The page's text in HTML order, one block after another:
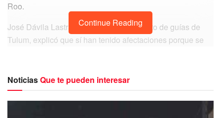
Roo.
José Dávila Lastra, secretario del sindicato de guías de
Tulum, explicó que sí han tenido afectaciones porque se
sus ciudadanos por el problema para movilizarse y hasta
el riesgo de seguridad por los conflictos entre taxistas y
Uber.
Continue Reading
NoticiasQue te pueden interesar